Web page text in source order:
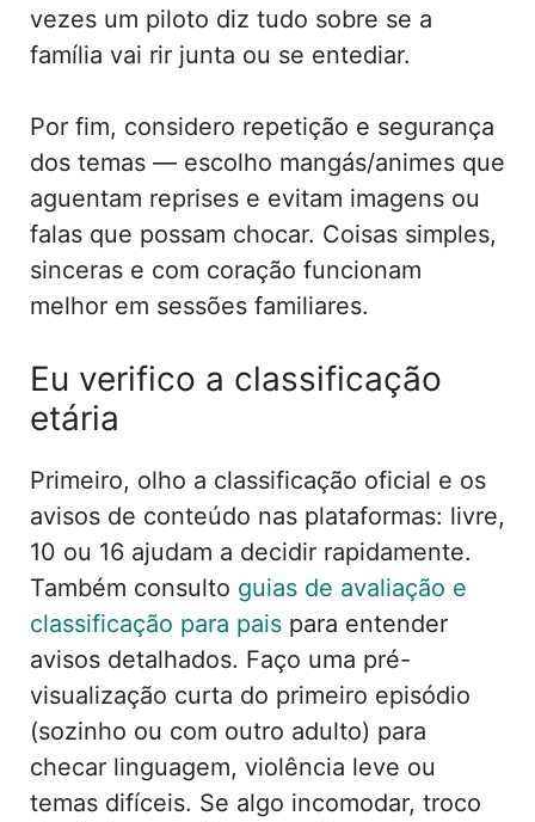
vezes um piloto diz tudo sobre se a
família vai rir junta ou se entediar.
Por fim, considero repetição e segurança
dos temas — escolho mangás/animes que
aguentam reprises e evitam imagens ou
falas que possam chocar. Coisas simples,
sinceras e com coração funcionam
melhor em sessões familiares.
Eu verifico a classificação
etária
Primeiro, olho a classificação oficial e os
avisos de conteúdo nas plataformas: livre,
10 ou 16 ajudam a decidir rapidamente.
Também consulto guias de avaliação e
classificação para pais para entender
avisos detalhados. Faço uma pré-
visualização curta do primeiro episódio
(sozinho ou com outro adulto) para
checar linguagem, violência leve ou
temas difíceis. Se algo incomodar, troco